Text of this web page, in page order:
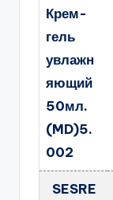
Крем-
гель
увлажн
яющий
50мл.
(MD)5.
002
SESRE